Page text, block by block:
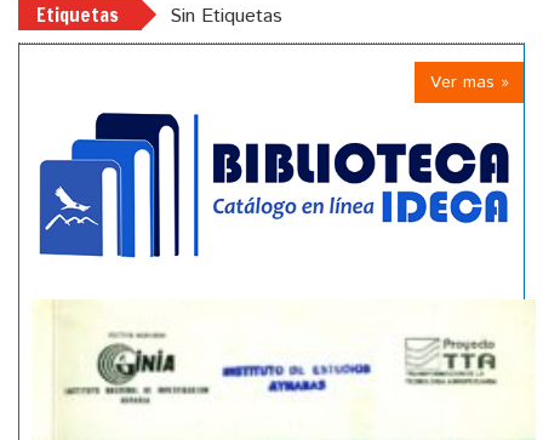
Etiquetas Sin Etiquetas
Ver mas »